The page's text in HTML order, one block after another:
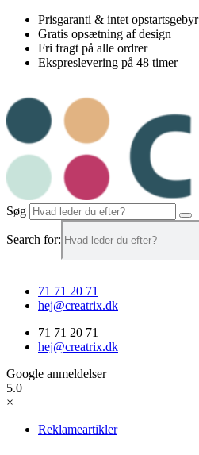
Videre
indhold
Prisgaranti & intet opstartsgebyr
Gratis opsætning af design
Fri fragt på alle ordrer
Ekspreslevering på 48 timer
Søg
Search for:
71 71 20 71
hej@creatrix.dk
71 71 20 71
hej@creatrix.dk
Google anmeldelser
5.0
×
Reklameartikler